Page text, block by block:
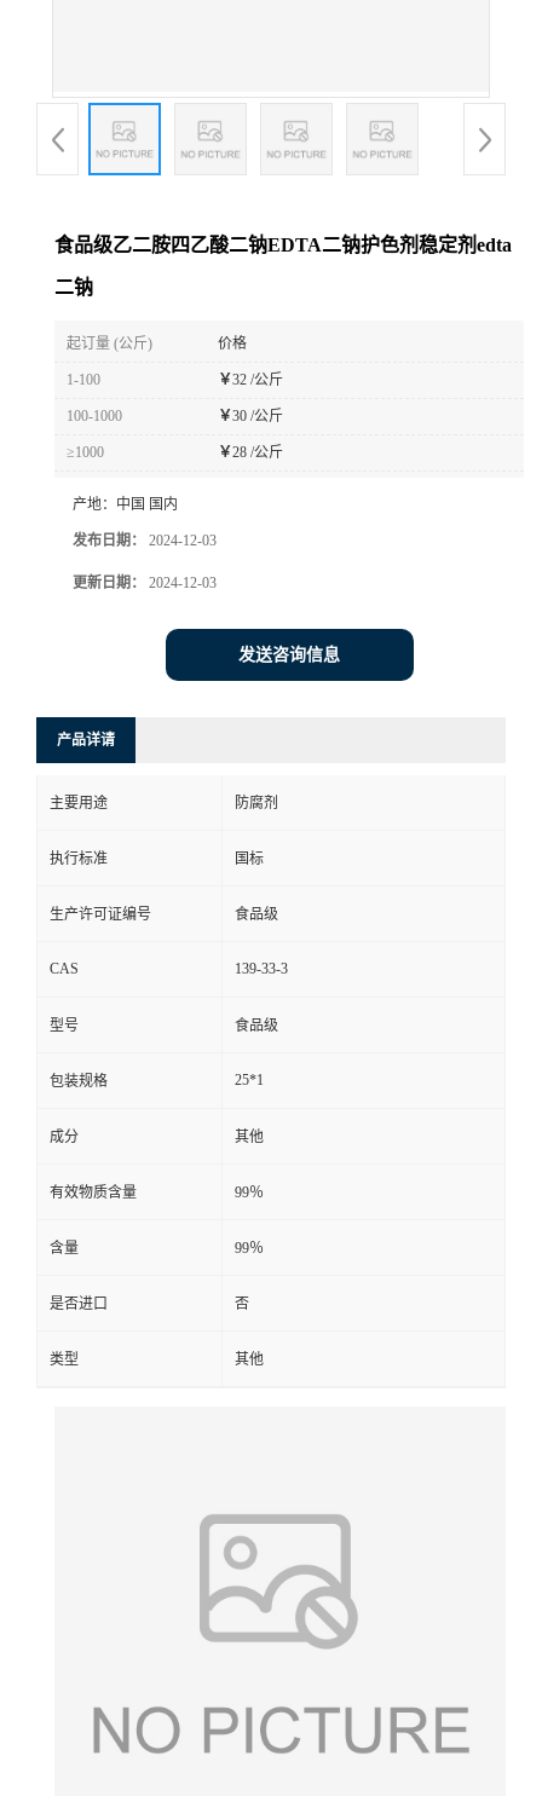
食品级乙二胺四乙酸二钠EDTA二钠护色剂稳定剂edta
二钠
起订量 (公斤) 价格
1-100 ￥32 /公斤
100-1000 ￥30 /公斤
≥1000 ￥28 /公斤
产地： 中国 国内
发布日期： 2024-12-03
更新日期： 2024-12-03
发送咨询信息
产品详请
主要用途 防腐剂
执行标准 国标
生产许可证编号 食品级
CAS 139-33-3
型号 食品级
包装规格 25*1
成分 其他
有效物质含量 99％
含量 99％
是否进口 否
类型 其他